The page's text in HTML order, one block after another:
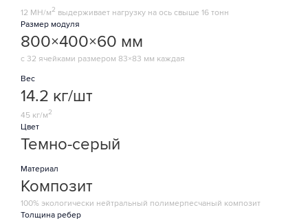
12 МН/м2 выдерживает нагрузку на ось свыше 16 тонн
Размер модуля
800×400×60 мм
с 32 ячейками размером 83×83 мм каждая
Вес
14.2 кг/шт
45 кг/м2
Цвет
Темно-серый
Материал
Композит
100% экологически нейтральный полимерпесчаный композит
Толщина ребер